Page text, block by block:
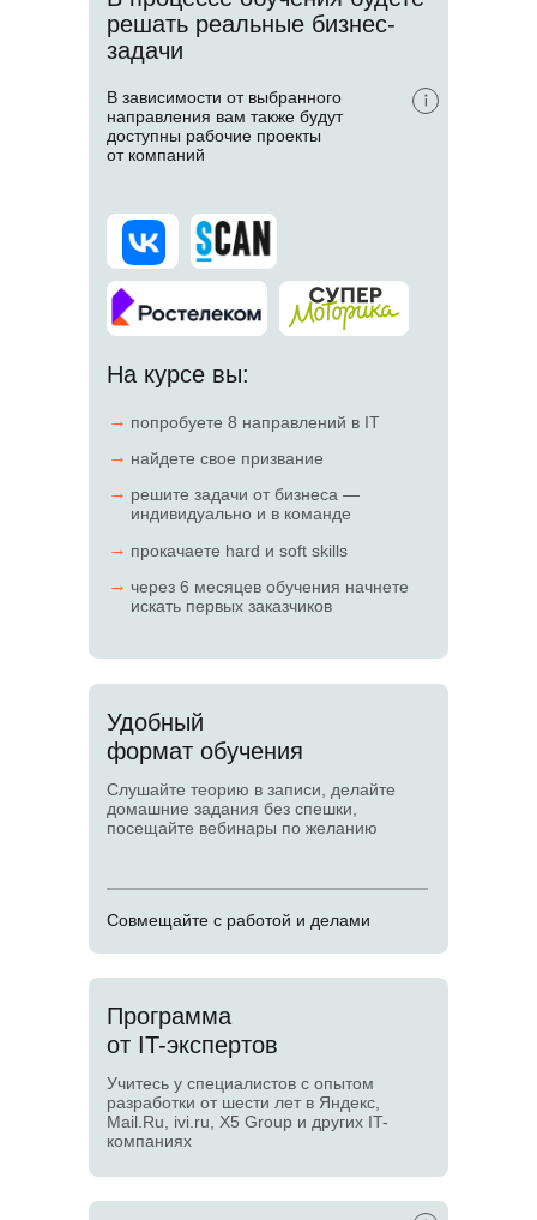
На курсе вы:
→ попробуете 8 направлений в IT
→ найдете свое призвание
→ решите задачи от бизнеса —
индивидуально и в команде
→ прокачаете hard и soft skills
решать реальные бизнес-
задачи
В зависимости от выбранного
направления вам также будут
доступны рабочие проекты
от компаний
Удобный
формат обучения
Слушайте теорию в записи, делайте
домашние задания без спешки,
посещайте вебинары по желанию
Программа
от IT-экспертов
Учитесь у специалистов с опытом
разработки от шести лет в Яндекс,
Mail.Ru, ivi.ru, X5 Group и других IT-
компаниях
Совмещайте с работой и делами
→ через 6 месяцев обучения начнете
искать первых заказчиков